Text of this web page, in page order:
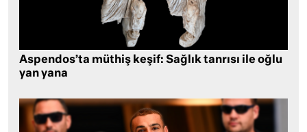
Aspendos’ta müthiş keşif: Sağlık tanrısı ile oğlu
yan yana